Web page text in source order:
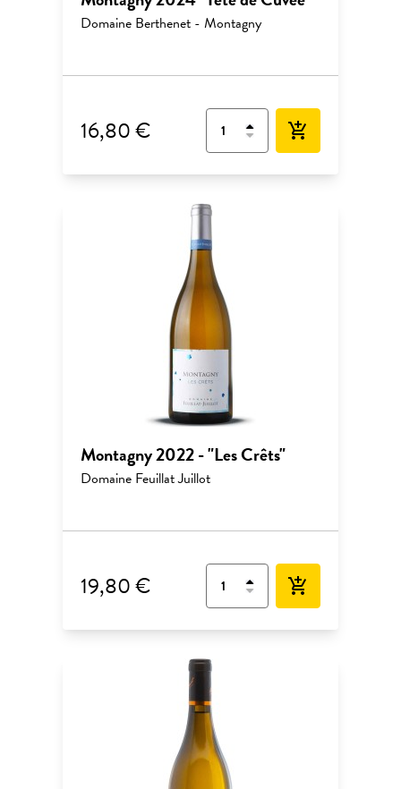
Domaine Berthenet - Montagny
16,80 € add_shopping_cart
Montagny 2022 - "Les Crêts"
Domaine Feuillat Juillot
19,80 € add_shopping_cart